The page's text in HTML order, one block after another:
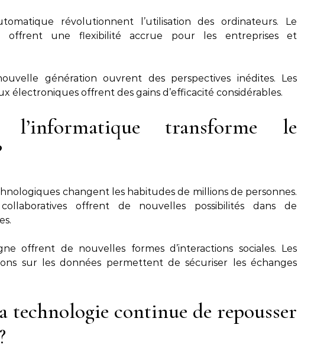
révolutionnent l’utilisation des ordinateurs. Le
offrent une flexibilité accrue pour les entreprises et
génération ouvrent des perspectives inédites. Les
électroniques offrent des gains d’efficacité considérables.
l’informatique transforme le
changent les habitudes de millions de personnes.
offrent de nouvelles possibilités dans de
offrent de nouvelles formes d’interactions sociales. Les
sur les données permettent de sécuriser les échanges
technologie continue de repousser